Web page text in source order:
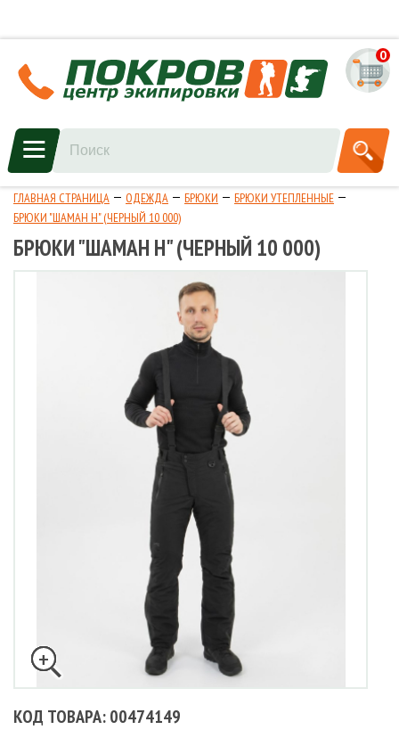
0
ГЛАВНАЯ СТРАНИЦА ОДЕЖДА БРЮКИ
БРЮКИ УТЕПЛЕННЫЕ
БРЮКИ "ШАМАН Н" (ЧЕРНЫЙ 10 000)
БРЮКИ "ШАМАН Н" (ЧЕРНЫЙ 10 000)
КОД ТОВАРА: 00474149